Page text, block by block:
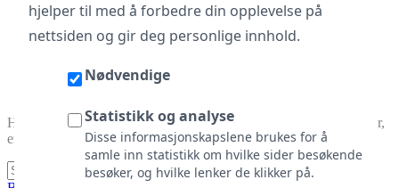
Spectra Precision lasere og måleutstyr
Har du problemer med å få tak i deler på andre merker og modeller,
er det bare å ta kontakt.
hjelper til med å forbedre din opplevelse på
nettsiden og gir deg personlige innhold.
Nødvendige
Statistikk og analyse
Disse informasjonskapslene brukes for å
samle inn statistikk om hvilke sider besøkende
besøker, og hvilke lenker de klikker på.